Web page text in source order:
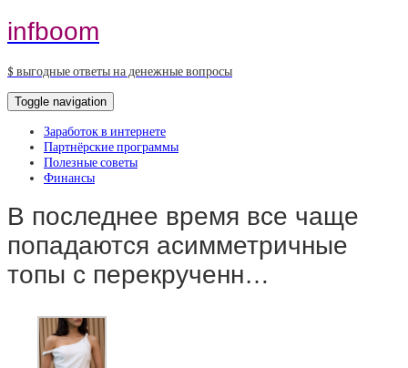
infboom
$ выгодные ответы на денежные вопросы
Toggle navigation
Заработок в интернете
Партнёрские программы
Полезные советы
Финансы
В последнее время все чаще
попадаются асимметричные
топы с перекрученн…